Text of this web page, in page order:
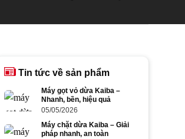
Tin tức về sản phẩm
Máy gọt vỏ dừa Kaiba –
Nhanh, bền, hiệu quả
05/05/2026
Máy chặt dừa Kaiba – Giải
pháp nhanh, an toàn